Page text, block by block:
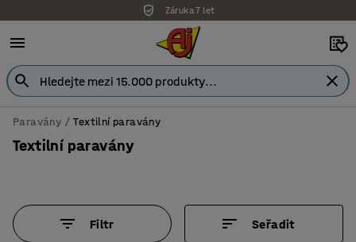
Záruka 7 let
Paravány Textilní paravány
Textilní paravány
Filtr Seřadit